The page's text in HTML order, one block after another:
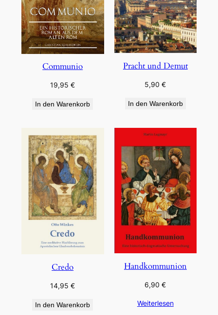
Communio
19,95€
In den Warenkorb
Pracht und Demut
5,90€
In den Warenkorb
Credo
14,95€
In den Warenkorb
Handkommunion
6,90€
Weiterlesen